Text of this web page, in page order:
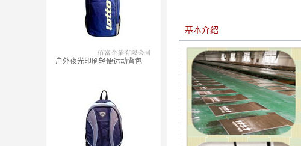
户外夜光印刷轻便运动背包
基本介绍